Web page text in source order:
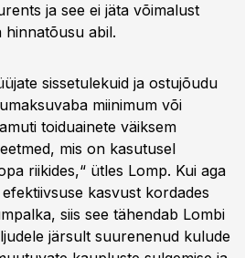
ja see ei jäta võimalust
hinnatõusu abil.
sissetulekuid ja ostujõudu
miinimum või
toiduainete väiksem
mis on kasutusel
riikides,“ ütles Lomp. Kui aga
kasvust kordades
siis see tähendab Lombi
järsult suurenenud kulude